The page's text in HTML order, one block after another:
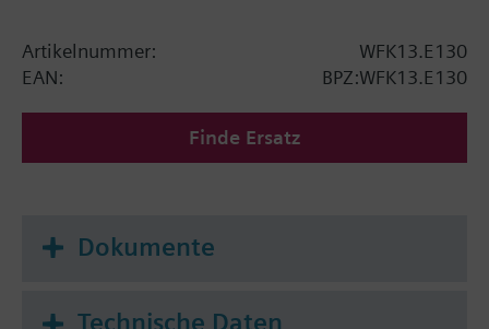
Armatur horizontal montiert = Klasse B
Armatur vertikal montiert = Klasse A
Mechanische Wasserzähler Einstrahler sind bei
Siemens Building Technologies electronic bis zu
einem Nenndurchfluss von 2,5 m³/h erhältlich. Die
mit WFW... Weitere Informationen finden Sie im
Artikelnummer:
WFK13.E130
EAN:
BPZ:WFK13.E130
Finde Ersatz
Dokumente
Technische Daten